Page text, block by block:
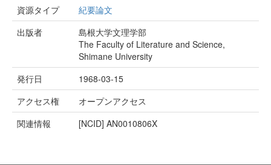
資源タイプ
紀要論文
出版者
島根大学文理学部
The Faculty of Literature and Science,
Shimane University
発行日
1968-03-15
アクセス権
オープンアクセス
関連情報
[NCID] AN0010806X